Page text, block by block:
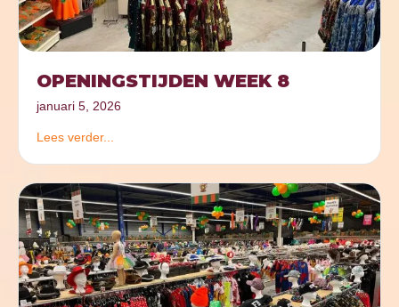
OPENINGSTIJDEN WEEK 8
januari 5, 2026
Lees verder...